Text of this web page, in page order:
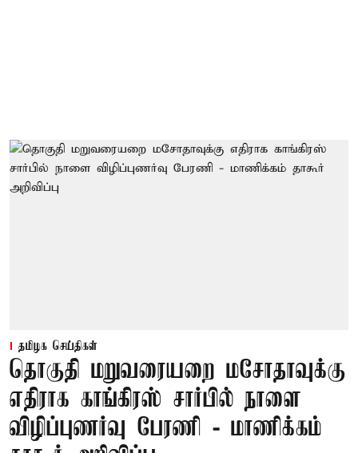
தமிழக செய்திகள்
தொகுதி மறுவரையறை மசோதாவுக்கு
எதிராக காங்கிரஸ் சார்பில் நாளை
விழிப்புணர்வு பேரணி - மாணிக்கம்